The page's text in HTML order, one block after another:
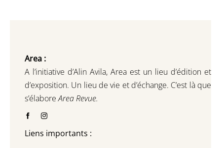
Area :
A l’initiative d’Alin Avila, Area est un lieu d’édition et
d’exposition. Un lieu de vie et d’échange. C’est là que
s’élaboreArea Revue.
Liens importants :